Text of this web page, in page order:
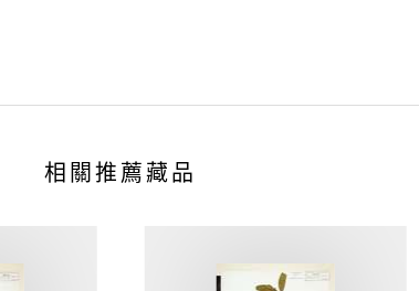
相關推薦藏品